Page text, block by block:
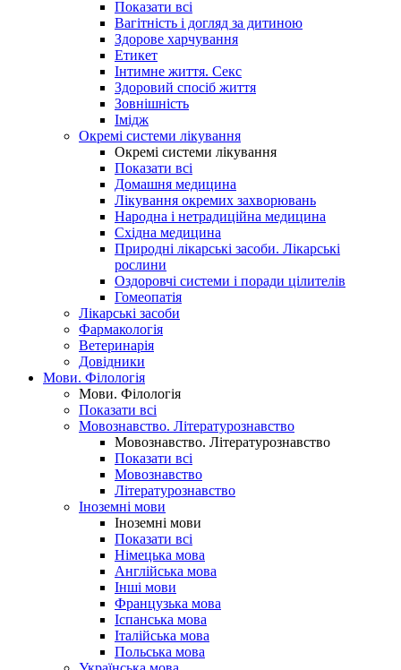
Показати всі
Вагітність і догляд за дитиною
Здорове харчування
Етикет
Інтимне життя. Секс
Здоровий спосіб життя
Зовнішність
Імідж
Окремі системи лікування
Окремі системи лікування
Показати всі
Домашня медицина
Лікування окремих захворювань
Народна і нетрадиційна медицина
Східна медицина
Природні лікарські засоби. Лікарські
рослини
Оздоровчі системи і поради цілителів
Гомеопатія
Лікарські засоби
Фармакологія
Ветеринарія
Довідники
Мови. Філологія
Мови. Філологія
Показати всі
Мовознавство. Літературознавство
Мовознавство. Літературознавство
Показати всі
Мовознавство
Літературознавство
Іноземні мови
Іноземні мови
Показати всі
Німецька мова
Англійська мова
Інші мови
Французька мова
Іспанська мова
Італійська мова
Польська мова